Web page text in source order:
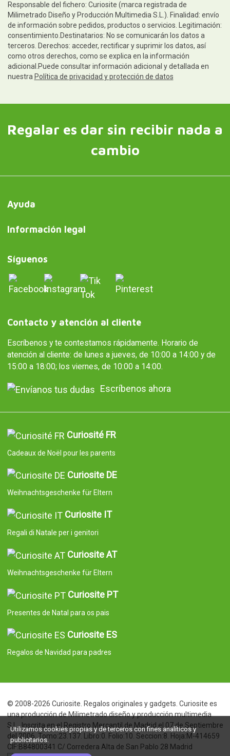
Responsable del fichero: Curiosite (marca registrada de
Milimetrado Diseño y Producción Multimedia S.L.). Finalidad: envío
de información sobre pedidos, productos o servicios. Legitimación:
consentimiento.Destinatarios: No se comunicarán los datos a
terceros. Derechos: acceder, rectificar y suprimir los datos, así
como otros derechos, como se explica en la información
adicional.Puede consultar información adicional y detallada en
nuestra Política de privacidad y protección de datos
Regalar es dar sin recibir nada a
cambio
Ayuda
Información legal
Síguenos
Contacto y atención al cliente
Escríbenos y te contestamos rápidamente. Horario de
atención al cliente: de lunes a jueves, de 10:00 a 14:00 y de
15:00 a 18:00; los viernes, de 10:00 a 14:00.
Escríbenos ahora
Curiosité FR
Cadeaux de Noël pour les parents
Curiosite DE
Weihnachtsgeschenke für Eltern
Curiosite IT
Regali di Natale per i genitori
Curiosite AT
Weihnachtsgeschenke für Eltern
Curiosite PT
Presentes de Natal para os pais
Curiosite ES
Regalos de Navidad para padres
© 2008-2026 Curiosite. Regalos originales y gadgets. Curiosite es
una producción de Milimetrado diseño y producción multimedia
S.L.. Inscrita en el Registro Mercantil de Madrid el 07 de Septiembre
del 2006. Tomo:23.137. Libro:0. Folio:10. Seccion:8. Hoja:M-414659
CIF:B84800341 C/ Corredera Alta de San Pablo 28 Madrid
Utilizamos cookies propias y de terceros con fines analíticos y
publicitarios.